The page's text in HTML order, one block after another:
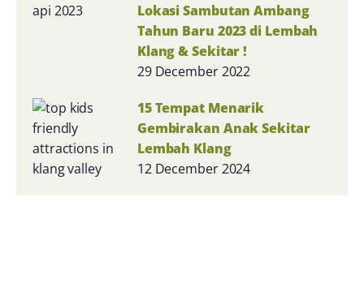
Lokasi Sambutan Ambang
Tahun Baru 2023 di Lembah
Klang & Sekitar !
29 December 2022
15 Tempat Menarik
Gembirakan Anak Sekitar
Lembah Klang
12 December 2024